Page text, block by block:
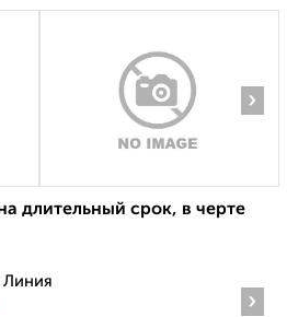
›
длительный срок, в черте
Линия
›